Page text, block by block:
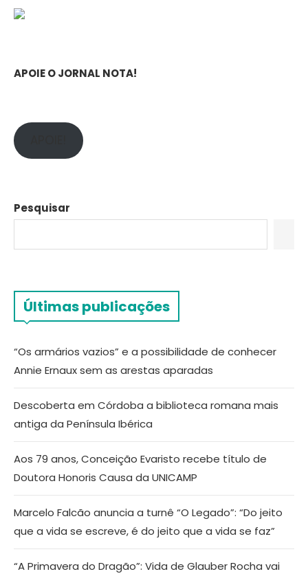
APOIE O JORNAL NOTA!
Pesquisar
Últimas publicações
“Os armários vazios” e a possibilidade de conhecer
Annie Ernaux sem as arestas aparadas
Descoberta em Córdoba a biblioteca romana mais
antiga da Península Ibérica
Aos 79 anos, Conceição Evaristo recebe título de
Doutora Honoris Causa da UNICAMP
Marcelo Falcão anuncia a turnê “O Legado”: “Do jeito
que a vida se escreve, é do jeito que a vida se faz”
“A Primavera do Dragão”: Vida de Glauber Rocha vai